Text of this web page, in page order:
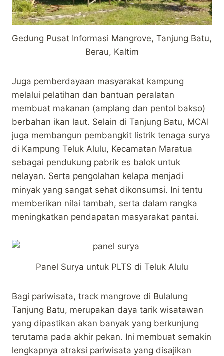
Gedung Pusat Informasi Mangrove, Tanjung Batu,
Berau, Kaltim
Juga pemberdayaan masyarakat kampung
melalui pelatihan dan bantuan peralatan
membuat makanan (amplang dan pentol bakso)
berbahan ikan laut. Selain di Tanjung Batu, MCAI
juga membangun pembangkit listrik tenaga surya
di Kampung Teluk Alulu, Kecamatan Maratua
sebagai pendukung pabrik es balok untuk
nelayan. Serta pengolahan kelapa menjadi
minyak yang sangat sehat dikonsumsi. Ini tentu
memberikan nilai tambah, serta dalam rangka
meningkatkan pendapatan masyarakat pantai.
Panel Surya untuk PLTS di Teluk Alulu
Bagi pariwisata, track mangrove di Bulalung
Tanjung Batu, merupakan daya tarik wisatawan
yang dipastikan akan banyak yang berkunjung
terutama pada akhir pekan. Ini membuat semakin
lengkapnya atraksi pariwisata yang disajikan